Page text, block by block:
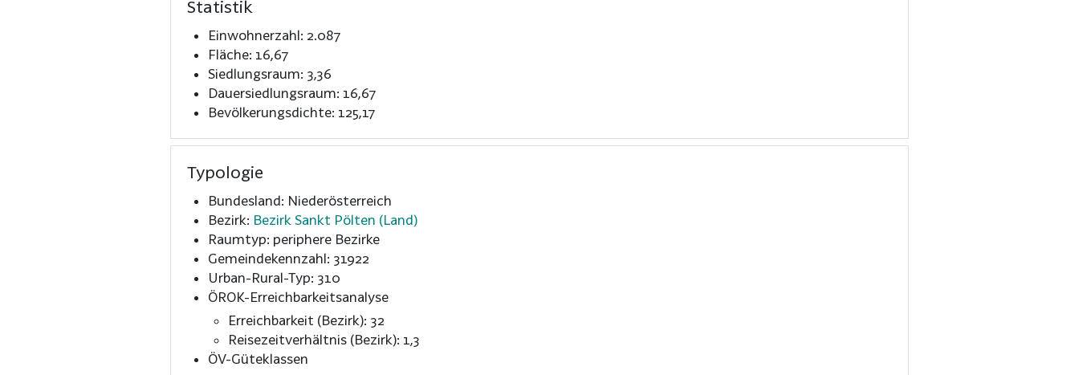
Statistik
Einwohnerzahl: 2.087
Fläche: 16,67
Siedlungsraum: 3,36
Dauersiedlungsraum: 16,67
Bevölkerungsdichte: 125,17
Typologie
Bundesland: Niederösterreich
Bezirk: Bezirk Sankt Pölten (Land)
Raumtyp: periphere Bezirke
Gemeindekennzahl: 31922
Urban-Rural-Typ: 310
ÖROK-Erreichbarkeitsanalyse
Erreichbarkeit (Bezirk): 32
Reisezeitverhältnis (Bezirk): 1,3
ÖV-Güteklassen